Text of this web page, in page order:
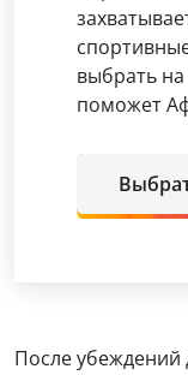
выбрать
поможет
После убеждений